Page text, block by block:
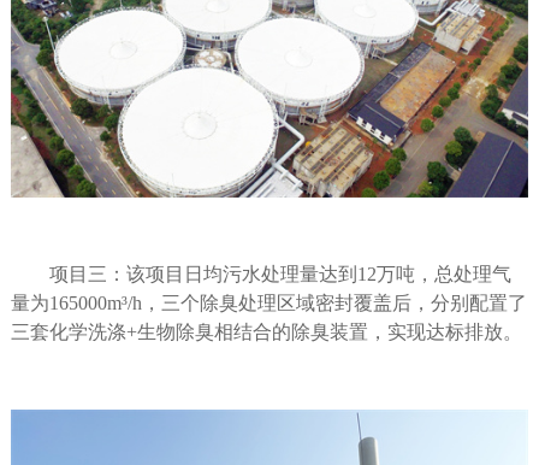
项目三：该项目日均污水处理量达到 12万吨，总处理气
量为165000m³/h ，三个除臭处理区域密封覆盖后，分别配置了
三套化学洗涤+生物除臭相结合的除臭装置，实现达标排放。